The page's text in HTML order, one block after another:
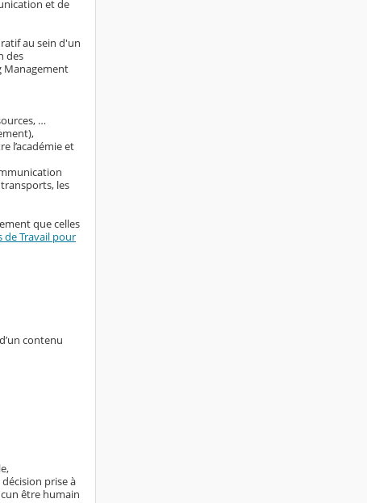
et de
au sein d'un
des
Management
…
l’académie et
les
que celles
de Travail pour
contenu
prise à
être humain